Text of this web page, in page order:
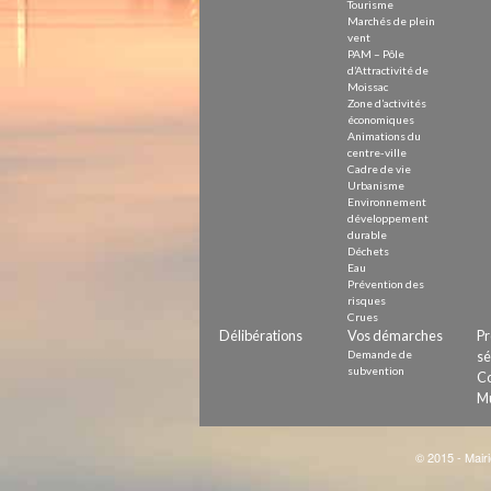
Tourisme
Marchés de plein
vent
PAM – Pôle
d’Attractivité de
Moissac
Zone d’activités
économiques
Animations du
centre-ville
Cadre de vie
Urbanisme
Environnement
développement
durable
Déchets
Eau
Prévention des
risques
Crues
Délibérations Vos démarches
Demande de
subvention
© 2015 -